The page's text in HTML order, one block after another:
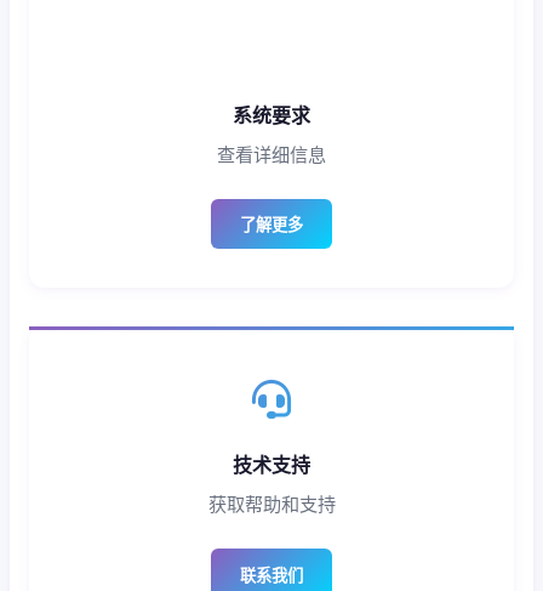
系统要求
查看详细信息
了解更多
技术支持
获取帮助和支持
联系我们